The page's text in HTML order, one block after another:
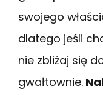
swojego
dlatego jeśli
nie zbliżaj się
gwałtownie.